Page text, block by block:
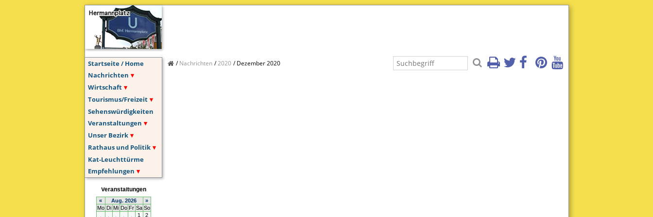
Startseite / Home
Nachrichten
Wirtschaft
Tourismus/Freizeit
Sehenswürdigkeiten
Veranstaltungen
Unser Bezirk
Rathaus und Politik
Kat-Leuchttürme
Empfehlungen
Nachrichten 2020 Dezember 2020